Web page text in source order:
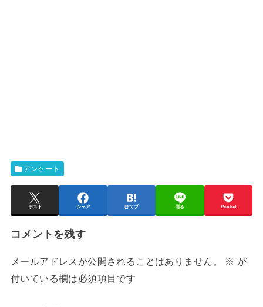
アンケート
ポスト シェア はてブ 送る Pocket
コメントを残す
メールアドレスが公開されることはありません。 ※ が
付いている欄は必須項目です